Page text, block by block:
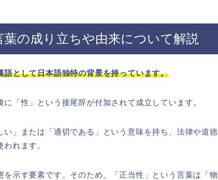
葉の成り立ちや由来について解説
語として日本語独特の背景を持っています。
「性」という接尾辞が付加されて成立しています。
い」または「適切である」という意味を持ち、法律や道徳
れます。
を示す要素です。そのため、「正当性」という言葉は「物